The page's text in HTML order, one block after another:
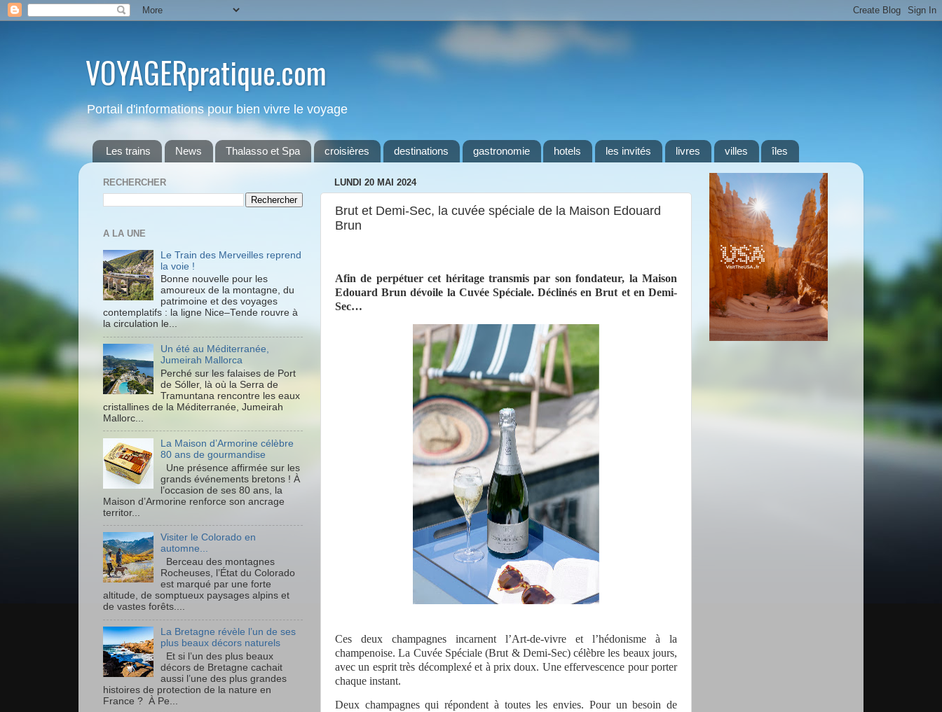
VOYAGERpratique.com
Portail d'informations pour bien vivre le voyage
Les trains News Thalasso et Spa croisières destinations gastronomie hotels les invités livres villes îles
LUNDI 20 MAI 2024
Brut et Demi-Sec, la cuvée spéciale de la Maison Edouard
Brun
Afin de perpétuer cet héritage transmis par son fondateur, la Maison
Edouard Brun dévoile la Cuvée Spéciale. Déclinés en Brut et en Demi-
Sec…
Ces deux champagnes incarnent l’Art-de-vivre et l’hédonisme à la
champenoise. La Cuvée Spéciale (Brut & Demi-Sec) célèbre les beaux jours,
avec un esprit très décomplexé et à prix doux. Une effervescence pour porter
chaque instant.
Deux champagnes qui répondent à toutes les envies. Pour un besoin de
RECHERCHER
A LA UNE
Le Train des Merveilles reprend
la voie !
Bonne nouvelle pour les
amoureux de la montagne, du
patrimoine et des voyages
contemplatifs : la ligne Nice–Tende rouvre à
la circulation le...
Un été au Méditerranée,
Jumeirah Mallorca
Perché sur les falaises de Port
de Sóller, là où la Serra de
Tramuntana rencontre les eaux
cristallines de la Méditerranée, Jumeirah
Mallorc...
La Maison d’Armorine célèbre
80 ans de gourmandise
Une présence affirmée sur les
grands événements bretons ! À
l’occasion de ses 80 ans, la
Maison d’Armorine renforce son ancrage
territor...
Visiter le Colorado en
automne...
Berceau des montagnes
Rocheuses, l’État du Colorado
est marqué par une forte
altitude, de somptueux paysages alpins et
de vastes forêts....
La Bretagne révèle l’un de ses
plus beaux décors naturels
Et si l’un des plus beaux
décors de Bretagne cachait
aussi l’une des plus grandes
histoires de protection de la nature en
France ? À Pe...